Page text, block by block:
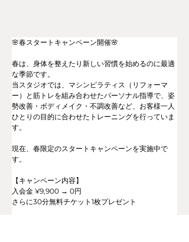
🌸春スタートキャンペーン開催🌸
春は、身体を整えたり新しい習慣を始めるのに最適
な季節です。
当スタジオでは、マシンピラティス（リフォーマ
ー）と筋トレを組み合わせたパーソナル指導で、姿
勢改善・ボディメイク・不調改善など、お客様一人
ひとりの目的に合わせたトレーニングを行っていま
す。
現在、春限定のスタートキャンペーンを実施中で
す。
【キャンペーン内容】
入会金 ¥9,900 → 0円
さらに30分無料チケット1枚プレゼント